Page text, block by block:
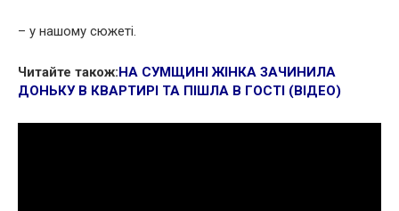
– у нашому сюжеті.
Читайте також:НА СУМЩИНІ ЖІНКА ЗАЧИНИЛА
ДОНЬКУ В КВАРТИРІ ТА ПІШЛА В ГОСТІ (ВІДЕО)